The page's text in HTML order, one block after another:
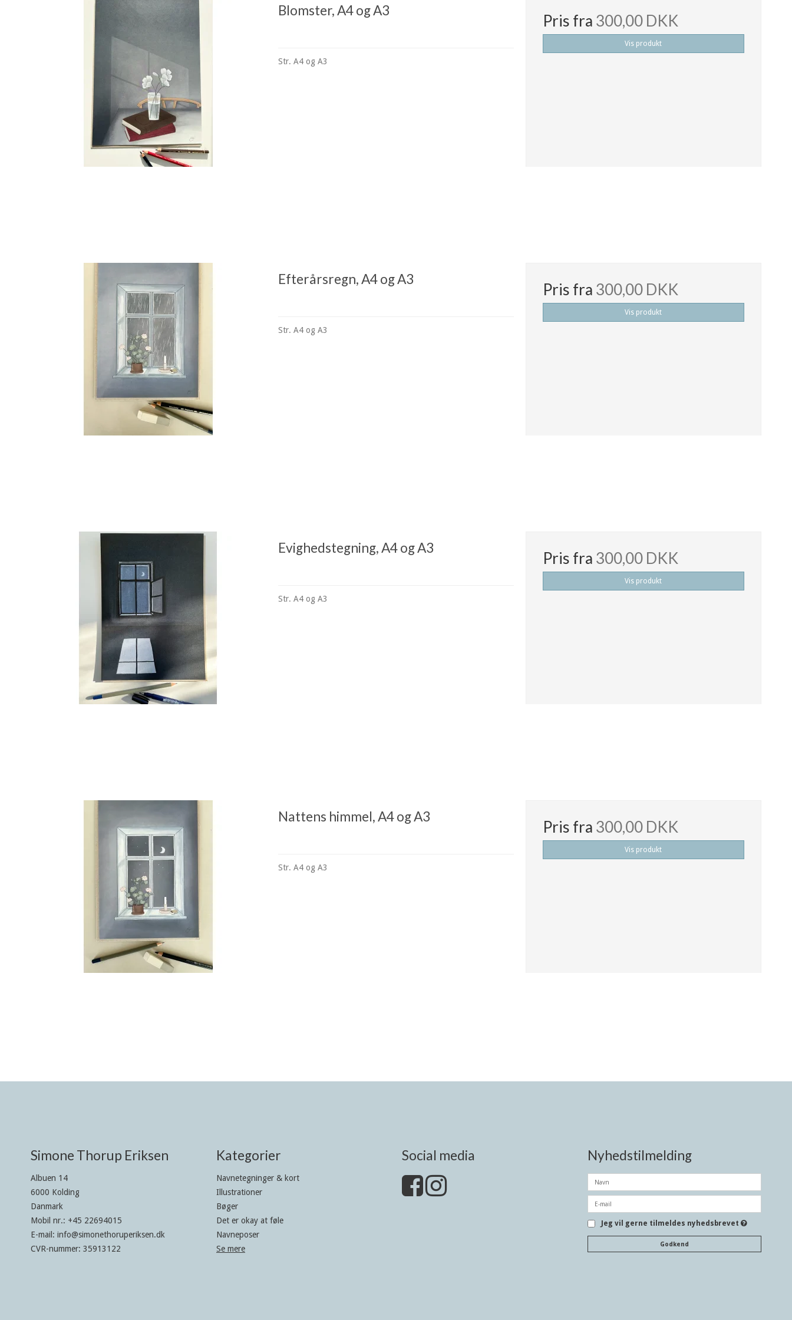
Blomster, A4 og A3
Str. A4 og A3
Pris fra 300,00 DKK
Vis produkt
Efterårsregn, A4 og A3
Str. A4 og A3
Pris fra 300,00 DKK
Vis produkt
Evighedstegning, A4 og A3
Str. A4 og A3
Pris fra 300,00 DKK
Vis produkt
Nattens himmel, A4 og A3
Str. A4 og A3
Pris fra 300,00 DKK
Vis produkt
Simone Thorup Eriksen
Albuen 14
6000 Kolding
Danmark
Mobil nr.: +45 22694015
E-mail : info@simonethoruperiksen.dk
CVR-nummer: 35913122
Kategorier
Navnetegninger & kort
Illustrationer
Bøger
Det er okay at føle
Navneposer
Se mere
Social media Nyhedstilmelding
Jeg vil gerne tilmeldes nyhedsbrevet
Godkend